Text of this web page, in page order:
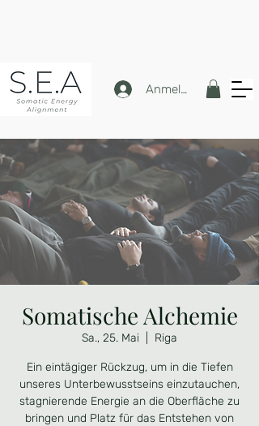
Anmelden
Somatische Alchemie
Sa., 25. Mai Riga
Ein eintägiger Rückzug, um in die Tiefen
unseres Unterbewusstseins einzutauchen,
stagnierende Energie an die Oberfläche zu
bringen und Platz für das Entstehen von